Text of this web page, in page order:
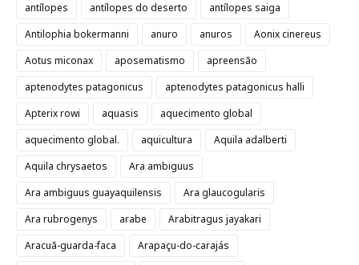
antílopes
antílopes do deserto
antílopes saiga
Antilophia bokermanni
anuro anuros
Aonix cinereus
Aotus miconax
aposematismo
apreensão
aptenodytes patagonicus
aptenodytes patagonicus halli
Apterix rowi
aquasis
aquecimento global
aquecimento global.
aquicultura
Aquila adalberti
Aquila chrysaetos
Ara ambiguus
Ara ambiguus guayaquilensis
Ara glaucogularis
Ara rubrogenys
arabe
Arabitragus jayakari
Aracuã-guarda-faca
Arapaçu-do-carajás